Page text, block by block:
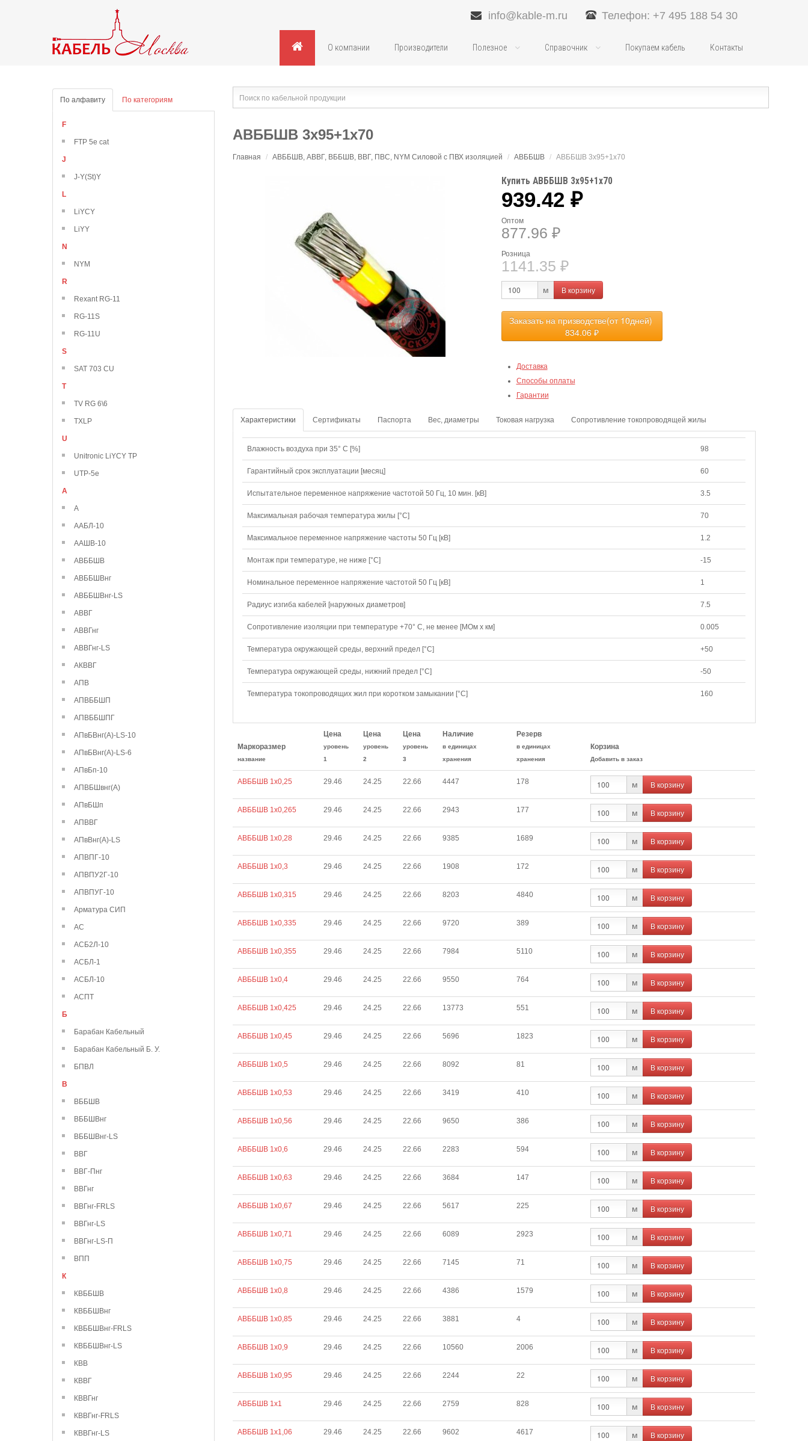
info@kable-m.ru Телефон: +7 495 188 54 30
О компании Производители Полезное Справочник Покупаем кабель Контакты
По алфавиту По категориям
F
FTP 5e cat
J
J-Y(St)Y
L
LiYCY
LiYY
N
NYM
R
Rexant RG-11
RG-11S
RG-11U
S
SAT 703 CU
T
TV RG 6\6
TXLP
U
Unitronic LiYCY TP
UTP-5e
А
А
ААБЛ-10
ААШВ-10
АВББШВ
АВББШВнг
АВББШВнг-LS
АВВГ
АВВГнг
АВВГнг-LS
АКВВГ
АПВ
АПВББШП
АПВББШПГ
АПвБВнг(А)-LS-10
АПвБВнг(А)-LS-6
АПвБп-10
АПВБШвнг(А)
АПвБШп
АПВВГ
АПвВнг(А)-LS
АПВПГ-10
АПВПУ2Г-10
АПВПУГ-10
Арматура СИП
АС
АСБ2Л-10
АСБЛ-1
АСБЛ-10
АСПТ
Б
Барабан Кабельный
Барабан Кабельный Б. У.
БПВЛ
В
ВББШВ
ВББШВнг
ВББШВнг-LS
ВВГ
ВВГ-Пнг
ВВГнг
ВВГнг-FRLS
ВВГнг-LS
ВВГнг-LS-П
ВПП
К
КВББШВ
КВББШВнг
КВББШВнг-FRLS
КВББШВнг-LS
КВВ
КВВГ
КВВГнг
КВВГнг-FRLS
КВВГнг-LS
АВББШВ 3х95+1х70
Главная / АВББШВ, АВВГ, ВББШВ, ВВГ, ПВС, NYM Силовой с ПВХ изоляцией / АВББШВ / АВББШВ 3х95+1х70
Купить АВББШВ 3х95+1х70
939.42 ₽
Оптом
877.96 ₽
Розница
1141.35 ₽
м В корзину
Заказать на призводстве(от 10дней)
834.06 ₽
Доставка
Способы оплаты
Гарантии
Характеристики Сертификаты Паспорта Вес, диаметры Токовая нагрузка Сопротивление токопроводящей жилы
Влажность воздуха при 35° C [%] 98
Гарантийный срок эксплуатации [месяц] 60
Испытательное переменное напряжение частотой 50 Гц, 10 мин. [кВ] 3.5
Максимальная рабочая температура жилы [°С] 70
Максимальное переменное напряжение частоты 50 Гц [кВ] 1.2
Монтаж при температуре, не ниже [°C] -15
Номинальное переменное напряжение частотой 50 Гц [кВ] 1
Радиус изгиба кабелей [наружных диаметров] 7.5
Сопротивление изоляции при температуре +70° С, не менее [МОм х км] 0.005
Температура окружающей среды, верхний предел [°C] +50
Температура окружающей среды, нижний предел [°C] -50
Температура токопроводящих жил при коротком замыкании [°С] 160
Маркоразмер
название
Цена
уровень
1
Цена
уровень
2
Цена
уровень
3
Наличие
в единицах
хранения
Резерв
в единицах
хранения
Корзина
Добавить в заказ
АВББШВ 1х0,25 29.46 24.25 22.66 4447 178 м В корзину
АВББШВ 1х0,265 29.46 24.25 22.66 2943 177 м В корзину
АВББШВ 1х0,28 29.46 24.25 22.66 9385 1689 м В корзину
АВББШВ 1х0,3 29.46 24.25 22.66 1908 172 м В корзину
АВББШВ 1х0,315 29.46 24.25 22.66 8203 4840 м В корзину
АВББШВ 1х0,335 29.46 24.25 22.66 9720 389 м В корзину
АВББШВ 1х0,355 29.46 24.25 22.66 7984 5110 м В корзину
АВББШВ 1х0,4 29.46 24.25 22.66 9550 764 м В корзину
АВББШВ 1х0,425 29.46 24.25 22.66 13773 551 м В корзину
АВББШВ 1х0,45 29.46 24.25 22.66 5696 1823 м В корзину
АВББШВ 1х0,5 29.46 24.25 22.66 8092 81 м В корзину
АВББШВ 1х0,53 29.46 24.25 22.66 3419 410 м В корзину
АВББШВ 1х0,56 29.46 24.25 22.66 9650 386 м В корзину
АВББШВ 1х0,6 29.46 24.25 22.66 2283 594 м В корзину
АВББШВ 1х0,63 29.46 24.25 22.66 3684 147 м В корзину
АВББШВ 1х0,67 29.46 24.25 22.66 5617 225 м В корзину
АВББШВ 1х0,71 29.46 24.25 22.66 6089 2923 м В корзину
АВББШВ 1х0,75 29.46 24.25 22.66 7145 71 м В корзину
АВББШВ 1х0,8 29.46 24.25 22.66 4386 1579 м В корзину
АВББШВ 1х0,85 29.46 24.25 22.66 3881 4 м В корзину
АВББШВ 1х0,9 29.46 24.25 22.66 10560 2006 м В корзину
АВББШВ 1х0,95 29.46 24.25 22.66 2244 22 м В корзину
АВББШВ 1х1 29.46 24.25 22.66 2759 828 м В корзину
АВББШВ 1х1,06 29.46 24.25 22.66 9602 4617 м В корзину